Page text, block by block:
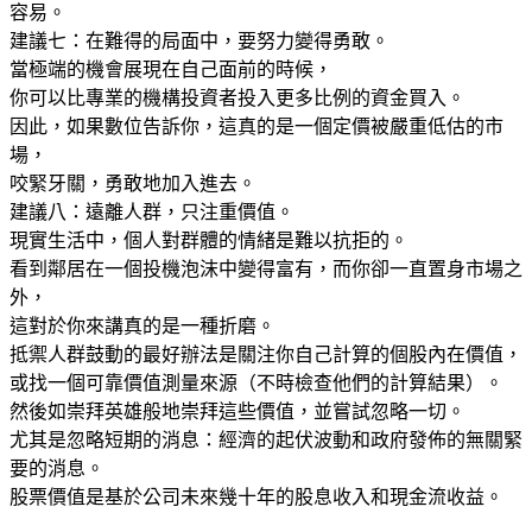
容易。
建議七：在難得的局面中，要努力變得勇敢。
當極端的機會展現在自己面前的時候，
你可以比專業的機構投資者投入更多比例的資金買入。
因此，如果數位告訴你，這真的是一個定價被嚴重低估的市
場，
咬緊牙關，勇敢地加入進去。
建議八：遠離人群，只注重價值。
現實生活中，個人對群體的情緒是難以抗拒的。
看到鄰居在一個投機泡沫中變得富有，而你卻一直置身市場之
外，
這對於你來講真的是一種折磨。
抵禦人群鼓動的最好辦法是關注你自己計算的個股內在價值，
或找一個可靠價值測量來源（不時檢查他們的計算結果）。
然後如崇拜英雄般地崇拜這些價值，並嘗試忽略一切。
尤其是忽略短期的消息：經濟的起伏波動和政府發佈的無關緊
要的消息。
股票價值是基於公司未來幾十年的股息收入和現金流收益。